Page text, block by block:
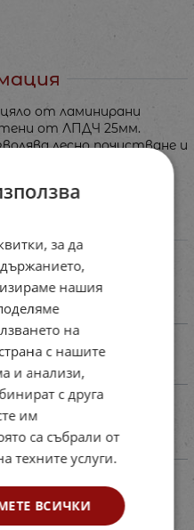
от ламинирани
от ЛПДЧ 25мм.
лесно почистване и
на цвета на
на 50% от сумата.
за да
нашия
на
с нашите
и анализи,
с друга
им
са събрали от
техните услуги.
ВСИЧКИ